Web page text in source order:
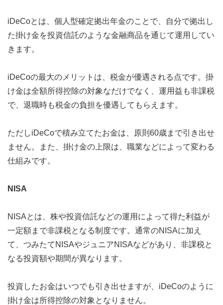
iDeCoとは、個人型確定拠出年金のことで、自分で拠出し
た掛け金を投資信託のような金融商品を通じて運用してい
きます。
iDeCoの最大のメリットは、税金が優遇される点です。掛
け金は全額所得控除の対象なだけでなく、運用益も非課税
で、退職時も税金の負担を優遇してもらえます。
ただしiDeCoで積み立てたお金は、原則60歳まで引き出せ
ません。また、掛け金の上限は、職業などによって変わる
仕組みです。
NISA
NISAとは、株や投資信託などの運用によって得た利益が
一定額まで非課税となる制度です。通常のNISAに加え
て、つみたてNISAやジュニアNISAなどがあり、非課税と
なる投資額や期間が異なります。
投資したお金はいつでも引き出せますが、iDeCoのように
掛け金は所得控除の対象となりません。